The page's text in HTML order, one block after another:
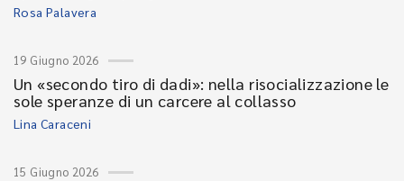
Rosa Palavera
19 Giugno 2026
Un «secondo tiro di dadi»: nella risocializzazione le
sole speranze di un carcere al collasso
Lina Caraceni
15 Giugno 2026